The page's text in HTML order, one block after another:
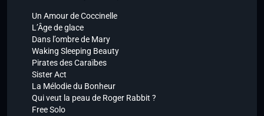
Un Amour de Coccinelle
L’Âge de glace
Dans l’ombre de Mary
Waking Sleeping Beauty
Pirates des Caraïbes
Sister Act
La Mélodie du Bonheur
Qui veut la peau de Roger Rabbit ?
Free Solo